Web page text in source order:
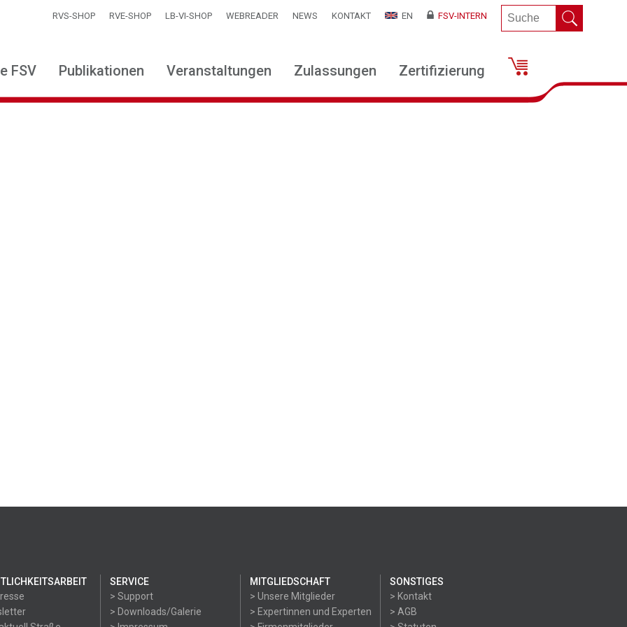
RVS-SHOP RVE-SHOP LB-VI-SHOP WEBREADER NEWS KONTAKT EN FSV-INTERN
FSV Publikationen Veranstaltungen Zulassungen Zertifizierung
SERVICE
> Support
> Downloads/Galerie
MITGLIEDSCHAFT
> Unsere Mitglieder
> Expertinnen und Experten
SONSTIGES
> Kontakt
> AGB